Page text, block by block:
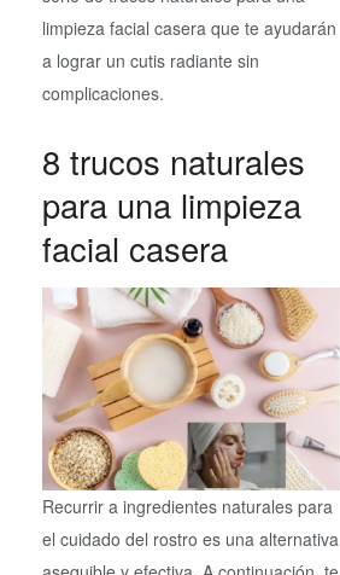
limpieza facial casera que te ayudarán
a lograr un cutis radiante sin
complicaciones.
8 trucos naturales
para una limpieza
facial casera
Recurrir a ingredientes naturales para
el cuidado del rostro es una alternativa